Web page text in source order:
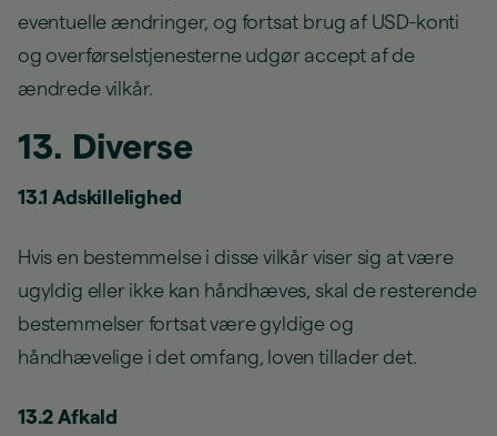
eventuelle ændringer, og fortsat brug af USD-konti
og overførselstjenesterne udgør accept af de
ændrede vilkår.
13. Diverse
13.1 Adskillelighed
Hvis en bestemmelse i disse vilkår viser sig at være
ugyldig eller ikke kan håndhæves, skal de resterende
bestemmelser fortsat være gyldige og
håndhævelige i det omfang, loven tillader det.
13.2 Afkald